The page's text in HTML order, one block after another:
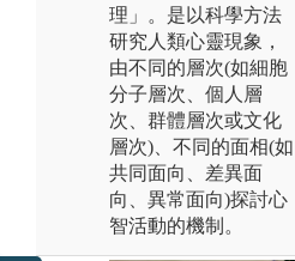
理」。是以科學方法
研究人類心靈現象，
由不同的層次(如細胞
分子層次、個人層
次、群體層次或文化
層次)、不同的面相(如
共同面向、差異面
向、異常面向)探討心
智活動的機制。